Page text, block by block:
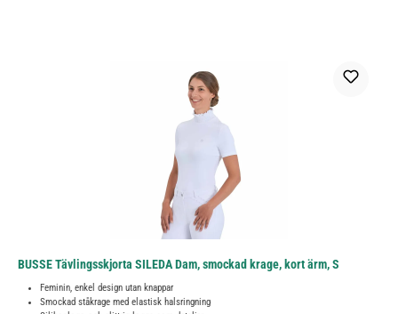
BUSSE Tävlingsskjorta SILEDA Dam, smockad krage, kort ärm, S
Feminin, enkel design utan knappar
Smockad ståkrage med elastisk halsringning